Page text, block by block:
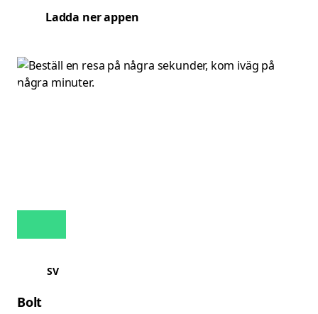
Ladda ner appen
SV
Bolt